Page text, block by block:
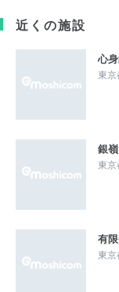
近くの施設
心
東京
銀嶺
東京
有
東京